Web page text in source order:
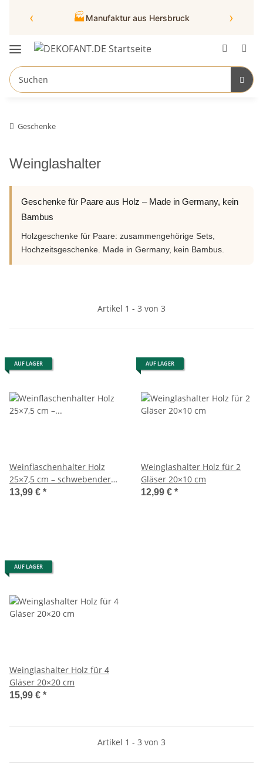
‹ 🏭 Manufaktur aus Hersbruck ›
Geschenke
Weinglashalter
Geschenke für Paare aus Holz – Made in Germany, kein
Bambus
Holzgeschenke für Paare: zusammengehörige Sets,
Hochzeitsgeschenke. Made in Germany, kein Bambus.
Artikel 1 - 3 von 3
AUF LAGER
Weinflaschenhalter Holz
25×7,5 cm – schwebender
Flaschenständer
13,99 € *
AUF LAGER
Weinglashalter Holz für 2
Gläser 20×10 cm
12,99 € *
AUF LAGER
Weinglashalter Holz für 4
Gläser 20×20 cm
15,99 € *
Artikel 1 - 3 von 3